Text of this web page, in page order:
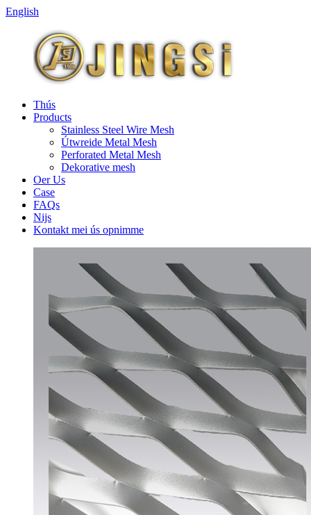
English
Thús
Products
Stainless Steel Wire Mesh
Útwreide Metal Mesh
Perforated Metal Mesh
Dekorative mesh
Oer Us
Case
FAQs
Nijs
Kontakt mei ús opnimme